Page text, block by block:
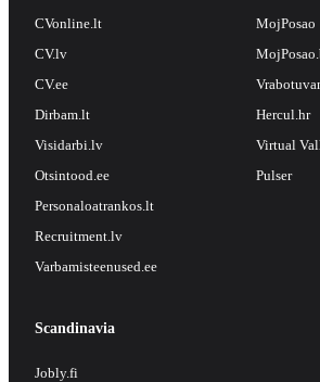
CVonline.lt
CV.lv
CV.ee
Dirbam.lt
Visidarbi.lv
Otsintood.ee
Personaloatrankos.lt
Recruitment.lv
Varbamisteenused.ee
MojPosao
Hercul.hr
Virtual
Pulser
Scandinavia
Jobly.fi